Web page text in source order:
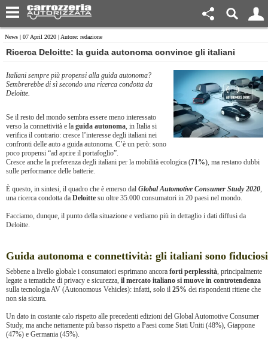
News | 07 April 2020 | Autore: redazione
Ricerca Deloitte: la guida autonoma convince gli italiani
Italiani sempre più propensi alla guida autonoma?
Sembrerebbe di sì secondo una ricerca condotta da
Deloitte.
Se il resto del mondo sembra essere meno interessato
verso la connettività e la guida autonoma, in Italia si
verifica il contrario: cresce l’interesse degli italiani nei
confronti delle auto a guida autonoma. C’è un però: sono
poco propensi “ad aprire il portafoglio”.
Cresce anche la preferenza degli italiani per la mobilità ecologica (71%), ma restano dubbi
sulle performance delle batterie.
È questo, in sintesi, il quadro che è emerso dal Global Automotive Consumer Study 2020,
una ricerca condotta da Deloitte su oltre 35.000 consumatori in 20 paesi nel mondo.
Facciamo, dunque, il punto della situazione e vediamo più in dettaglio i dati diffusi da
Deloitte.
Guida autonoma e connettività: gli italiani sono fiduciosi
Sebbene a livello globale i consumatori esprimano ancora forti perplessità, principalmente
legate a tematiche di privacy e sicurezza, il mercato italiano si muove in controtendenza
sulla tecnologia AV (Autonomous Vehicles): infatti, solo il 25% dei rispondenti ritiene che
non sia sicura.
Un dato in costante calo rispetto alle precedenti edizioni del Global Automotive Consumer
Study, ma anche nettamente più basso rispetto a Paesi come Stati Uniti (48%), Giappone
(47%) e Germania (45%).